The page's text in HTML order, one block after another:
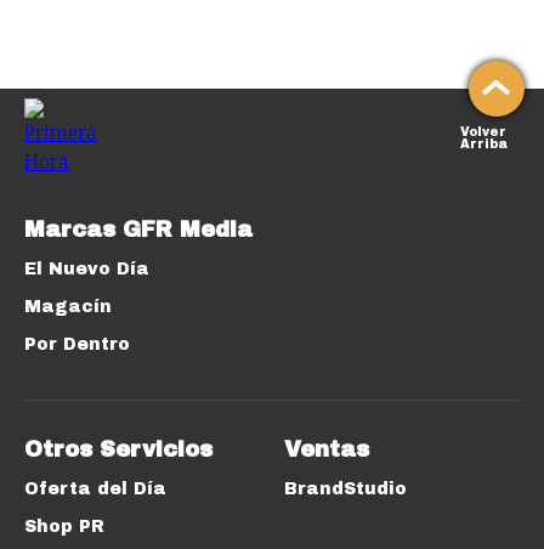
Volver
Arriba
Marcas GFR Media
El Nuevo Día
Magacín
Por Dentro
Otros Servicios
Oferta del Día
Shop PR
Ventas
BrandStudio